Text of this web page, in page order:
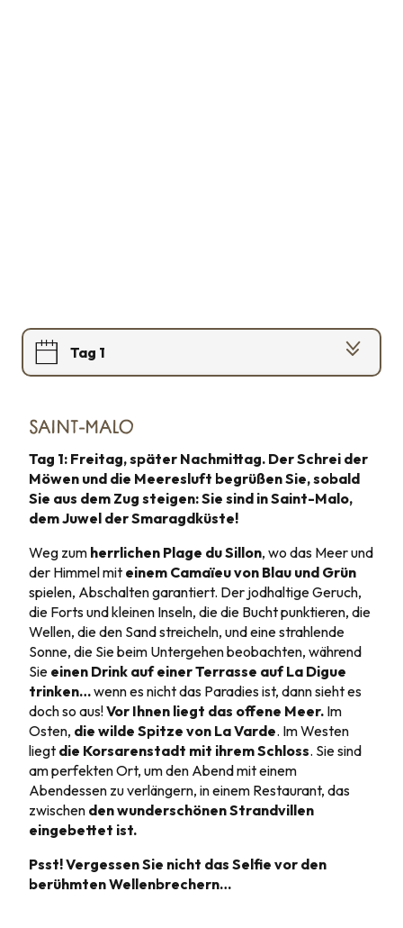
Tag 1
SAINT-MALO
Tag 1: Freitag, später Nachmittag. Der Schrei der
Möwen und die Meeresluft begrüßen Sie, sobald
Sie aus dem Zug steigen: Sie sind in Saint-Malo,
dem Juwel der Smaragdküste!
Weg zum herrlichen Plage du Sillon, wo das Meer und
der Himmel mit einem Camaïeu von Blau und Grün
spielen, Abschalten garantiert. Der jodhaltige Geruch,
die Forts und kleinen Inseln, die die Bucht punktieren, die
Wellen, die den Sand streicheln, und eine strahlende
Sonne, die Sie beim Untergehen beobachten, während
Sie einen Drink auf einer Terrasse auf La Digue
trinken…wenn es nicht das Paradies ist, dann sieht es
doch so aus!Vor Ihnen liegt das offene Meer. Im
Osten, die wilde Spitze von La Varde. Im Westen
liegt die Korsarenstadt mit ihrem Schloss. Sie sind
am perfekten Ort, um den Abend mit einem
Abendessen zu verlängern, in einem Restaurant, das
zwischen den wunderschönen Strandvillen
eingebettet ist.
Psst! Vergessen Sie nicht das Selfie vor den
berühmten Wellenbrechern…